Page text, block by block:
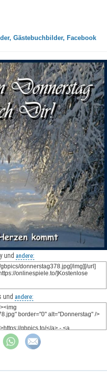
Gästebuchbilder, Facebook
und andere:
und andere: